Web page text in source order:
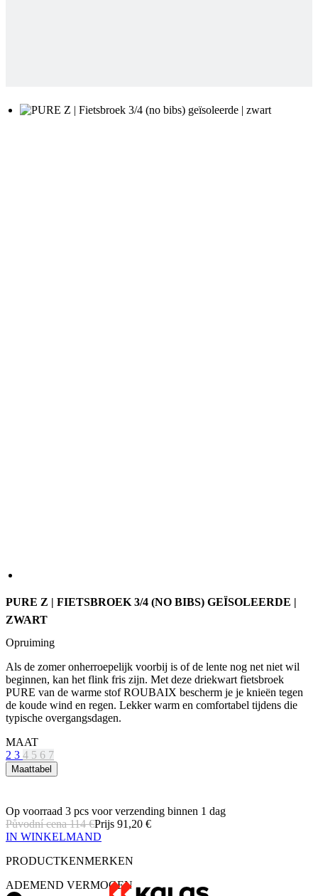
Opruiming
Als de zomer onherroepelijk voorbij is of de lente nog net niet wil
beginnen, kan het flink fris zijn. Met deze driekwart fietsbroek
de koude wind en regen. Lekker warm en comfortabel tijdens die
MAAT
2 3 4 5 6 7
Maattabel
Op voorraad 3 pcs
Původní cena
IN WINKELMAND
ADEMEND VERMOGEN